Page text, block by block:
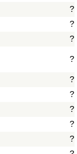
?
?
?
?
?
?
?
?
?